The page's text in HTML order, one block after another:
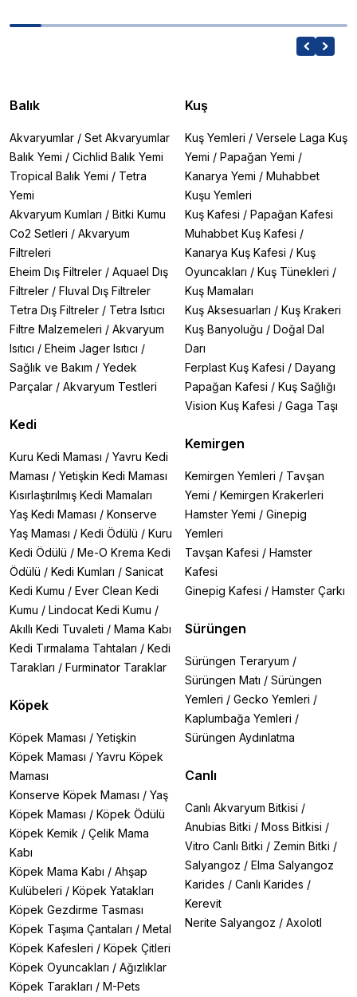
Balık
Akvaryumlar / Set Akvaryumlar
Balık Yemi / Cichlid Balık Yemi
Tropical Balık Yemi / Tetra
Yemi
Akvaryum Kumları / Bitki Kumu
Co2 Setleri / Akvaryum
Filtreleri
Eheim Dış Filtreler / Aquael Dış
Filtreler / Fluval Dış Filtreler
Tetra Dış Filtreler / Tetra Isıtıcı
Filtre Malzemeleri / Akvaryum
Isıtıcı / Eheim Jager Isıtıcı /
Sağlık ve Bakım / Yedek
Parçalar / Akvaryum Testleri
Kedi
Kuru Kedi Maması / Yavru Kedi
Maması / Yetişkin Kedi Maması
Kısırlaştırılmış Kedi Mamaları
Yaş Kedi Maması / Konserve
Yaş Maması / Kedi Ödülü / Kuru
Kedi Ödülü / Me-O Krema Kedi
Ödülü / Kedi Kumları / Sanicat
Kedi Kumu / Ever Clean Kedi
Kumu / Lindocat Kedi Kumu /
Akıllı Kedi Tuvaleti / Mama Kabı
Kedi Tırmalama Tahtaları / Kedi
Tarakları / Furminator Taraklar
Köpek
Köpek Maması / Yetişkin
Köpek Maması / Yavru Köpek
Maması
Konserve Köpek Maması / Yaş
Köpek Maması / Köpek Ödülü
Köpek Kemik / Çelik Mama
Kabı
Köpek Mama Kabı / Ahşap
Kulübeleri / Köpek Yatakları
Köpek Gezdirme Tasması
Köpek Taşıma Çantaları / Metal
Köpek Kafesleri / Köpek Çitleri
Köpek Oyuncakları / Ağızlıklar
Köpek Tarakları / M-Pets
Kuş
Kuş Yemleri / Versele Laga Kuş
Yemi / Papağan Yemi /
Kanarya Yemi / Muhabbet
Kuşu Yemleri
Kuş Kafesi / Papağan Kafesi
Muhabbet Kuş Kafesi /
Kanarya Kuş Kafesi / Kuş
Oyuncakları / Kuş Tünekleri /
Kuş Mamaları
Kuş Aksesuarları / Kuş Krakeri
Kuş Banyoluğu / Doğal Dal
Darı
Ferplast Kuş Kafesi / Dayang
Papağan Kafesi / Kuş Sağlığı
Vision Kuş Kafesi / Gaga Taşı
Kemirgen
Kemirgen Yemleri / Tavşan
Yemi / Kemirgen Krakerleri
Hamster Yemi / Ginepig
Yemleri
Tavşan Kafesi / Hamster
Kafesi
Ginepig Kafesi / Hamster Çarkı
Sürüngen
Sürüngen Teraryum /
Sürüngen Matı / Sürüngen
Yemleri / Gecko Yemleri /
Kaplumbağa Yemleri /
Sürüngen Aydınlatma
Canlı
Canlı Akvaryum Bitkisi /
Anubias Bitki / Moss Bitkisi /
Vitro Canlı Bitki / Zemin Bitki /
Salyangoz / Elma Salyangoz
Karides / Canlı Karides /
Kerevit
Nerite Salyangoz / Axolotl